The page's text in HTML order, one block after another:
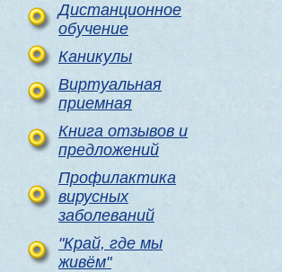
Дистанционное
обучение
Каникулы
Виртуальная
приемная
Книга отзывов и
предложений
Профилактика
вирусных
заболеваний
"Край, где мы
живём"